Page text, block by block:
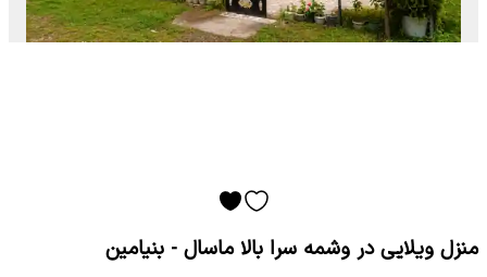
منزل ویلایی در وشمه سرا بالا ماسال - بنیامین